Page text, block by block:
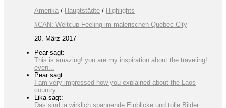
Amerika / Hauptstädte / Highlights
#CAN: Weltcup-Feeling im malerischen Québec City
20. März 2017
Pear sagt:
This is amazing! you are my inspiration about the traveling!
even...
Pear sagt:
I am very impressed how you explained about the Laos
country...
Lika sagt:
Das sind ja wirklich spannende Einblicke und tolle Bilder.